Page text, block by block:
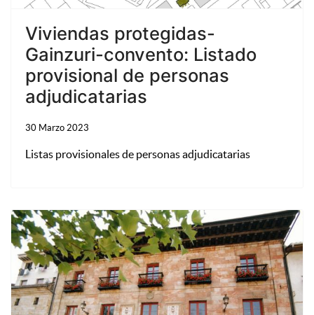
Viviendas protegidas-
Gainzuri-convento: Listado
provisional de personas
adjudicatarias
30 Marzo 2023
Listas provisionales de personas adjudicatarias